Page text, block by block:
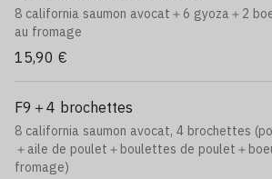
8 california saumon avocat＋6 gyoza＋2
au fromage
15,90 €
F9＋4 brochettes
8 california saumon avocat, 4 brochettes
＋aile de poulet＋boulettes de poulet＋
fromage)